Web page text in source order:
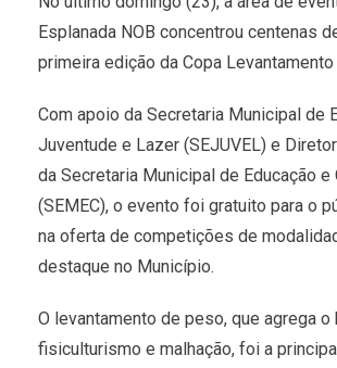
Esplanada NOB concentrou centenas
primeira edição da Copa
Com apoio da Secretaria Municipal de
Juventude e Lazer (SEJUVEL) e
da Secretaria Municipal de Educação e
(SEMEC), o evento foi gratuito para o
na oferta de competições de
destaque no Município.
O levantamento de peso, que agrega
fisiculturismo e malhação, foi a